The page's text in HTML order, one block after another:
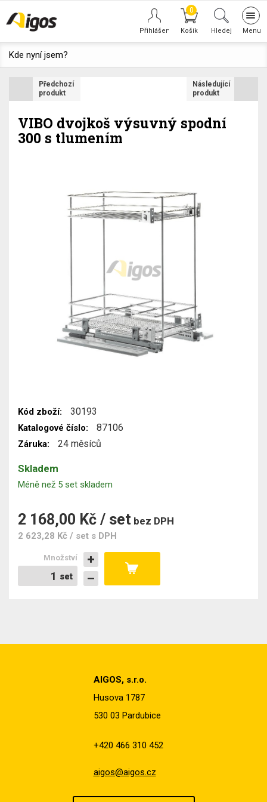
0
Hledej
Kde nyní jsem?
Předchozí
produkt
Následující
produkt
VIBO dvojkoš výsuvný spodní
300 s tlumením
Kód zboží: 30193
Katalogové číslo: 87106
Záruka: 24 měsíců
Skladem
Méně než 5 set skladem
2 168,00 Kč / set bez DPH
2 623,28 Kč / set s DPH
set
set
Množství
AIGOS, s.r.o.
Husova 1787
530 03 Pardubice
+420 466 310 452
aigos@aigos.cz